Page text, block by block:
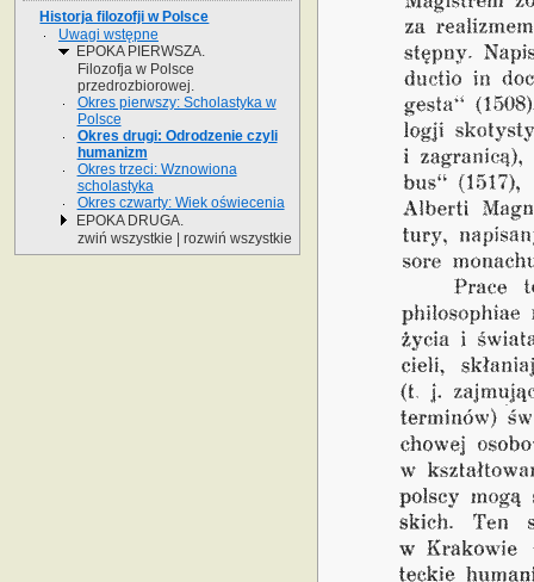
Historja filozofji w Polsce
Uwagi wstępne
EPOKA PIERWSZA.
Filozofja w Polsce
przedrozbiorowej.
Okres pierwszy: Scholastyka w
Polsce
Okres drugi: Odrodzenie czyli
humanizm
Okres trzeci: Wznowiona
scholastyka
Okres czwarty: Wiek oświecenia
EPOKA DRUGA.
zwiń wszystkie
rozwiń wszystkie